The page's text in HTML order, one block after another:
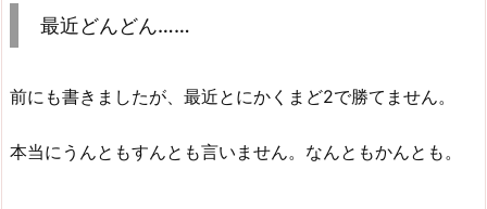
最近どんどん……
前にも書きましたが、最近とにかくまど2で勝てません。
本当にうんともすんとも言いません。なんともかんとも。